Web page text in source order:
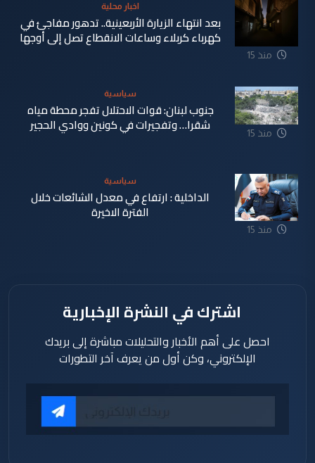
منذ 15
اخبار محلية
بعد انتهاء الزيارة الأربعينية.. تدهور مفاجئ في
كهرباء كربلاء وساعات الانقطاع تصل إلى أوجها
منذ 15
سياسية
جنوب لبنان: قوات الاحتلال تفجر محطة مياه
شقرا… وتفجيرات في كونين ووادي الحجير
منذ 15
سياسية
الداخلية : ارتفاع في معدل الشائعات خلال
الفترة الاخيرة
اشترك في النشرة الإخبارية
احصل على أهم الأخبار والتحليلات مباشرة إلى بريدك
الإلكتروني، وكن أول من يعرف آخر التطورات